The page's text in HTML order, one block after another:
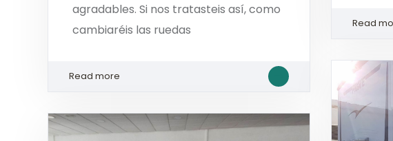
agradables. Si nos tratasteis así, como
cambiaréis las ruedas
Read more
Read